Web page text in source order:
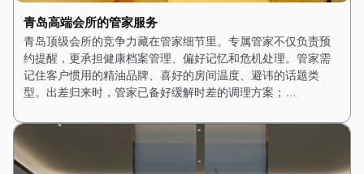
青岛高端会所的管家服务
青岛顶级会所的竞争力藏在管家细节里。专属管家不仅负责预
约提醒，更承担健康档案管理、偏好记忆和危机处理。管家需
记住客户惯用的精油品牌、喜好的房间温度、避讳的话题类
型。出差归来时，管家已备好缓解时差的调理方案；…